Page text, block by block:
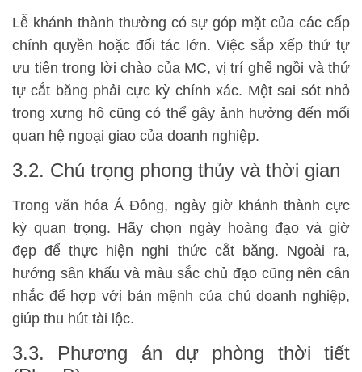
Lễ khánh thành thường có sự góp mặt của các cấp
chính quyền hoặc đối tác lớn. Việc sắp xếp thứ tự
ưu tiên trong lời chào của MC, vị trí ghế ngồi và thứ
tự cắt băng phải cực kỳ chính xác. Một sai sót nhỏ
trong xưng hô cũng có thể gây ảnh hưởng đến mối
quan hệ ngoại giao của doanh nghiệp.
3.2. Chú trọng phong thủy và thời gian
Trong văn hóa Á Đông, ngày giờ khánh thành cực
kỳ quan trọng. Hãy chọn ngày hoàng đạo và giờ
đẹp để thực hiện nghi thức cắt băng. Ngoài ra,
hướng sân khấu và màu sắc chủ đạo cũng nên cân
nhắc để hợp với bản mệnh của chủ doanh nghiệp,
giúp thu hút tài lộc.
3.3. Phương án dự phòng thời tiết